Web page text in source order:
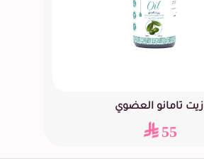
زيت تامانو العضوي
55